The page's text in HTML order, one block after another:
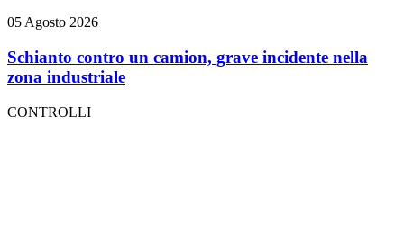
05 Agosto 2026
Schianto contro un camion, grave incidente nella
zona industriale
CONTROLLI